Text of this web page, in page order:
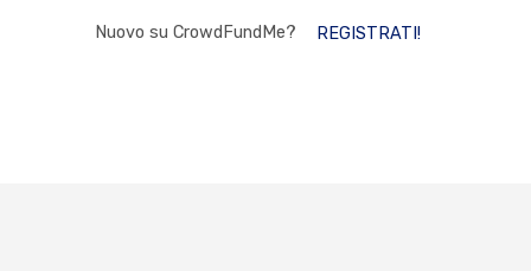
Nuovo su CrowdFundMe? REGISTRATI!